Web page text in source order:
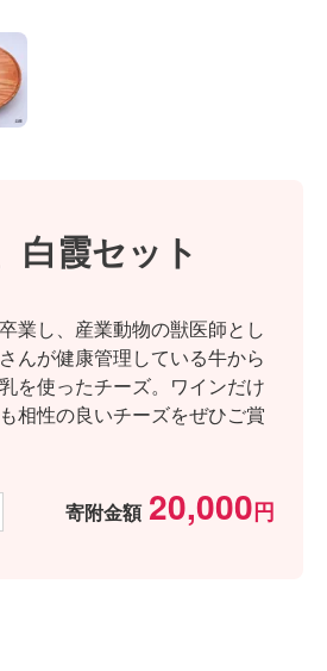
白霞セット
業し、産業動物の獣医師とし
んが健康管理している牛から
を使ったチーズ。ワインだけ
相性の良いチーズをぜひご賞
寄附金額 20,000